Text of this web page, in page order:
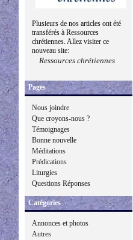
Plusieurs de nos articles ont été
transférés à Ressources
chrétiennes. Allez visiter ce
nouveau site:
Ressources chrétiennes
Pages
Nous joindre
Que croyons-nous ?
Témoignages
Bonne nouvelle
Méditations
Prédications
Liturgies
Questions Réponses
Catégories
Annonces et photos
Autres